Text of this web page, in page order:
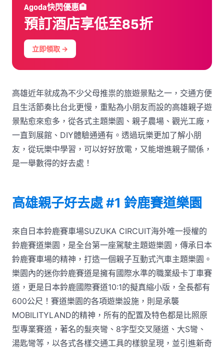
Agoda快閃優惠🏨
預訂酒店享低至85折
立即領取 →
高雄近年就成為不少父母推祟的旅遊景點之一，交通方便
且生活節奏比台北更慢，重點為小朋友而設的高雄親子遊
景點愈來愈多，從各式主題樂園、親子農場、觀光工廠，
一直到展館、DIY體驗通通有。透過玩樂更加了解小朋
友，從玩樂中學習，可以好好放電，又能增進親子關係，
是一舉數得的好去處！
高雄親子好去處 #1 鈴鹿賽道樂園
來自日本鈴鹿賽車場SUZUKA CIRCUIT海外唯一授權的
鈴鹿賽道樂園，是全台第一座駕駛主題遊樂園，傳承日本
鈴鹿賽車場的精神，打造一個親子互動式汽車主題樂園。
樂園內的迷你鈴鹿賽道是擁有國際水準的職業級卡丁車賽
道，更是日本鈴鹿國際賽道10:1的擬真縮小版，全長都有
600公尺！賽道樂園的各項遊樂設施，則是承襲
MOBILITYLAND的精神，所有的配置及特色都是比照原
型專業賽道，著名的髮夾彎、8字型交叉隧道、大S彎、
湯匙彎等，以各式各樣交通工具的樣貌呈現，並引進新奇